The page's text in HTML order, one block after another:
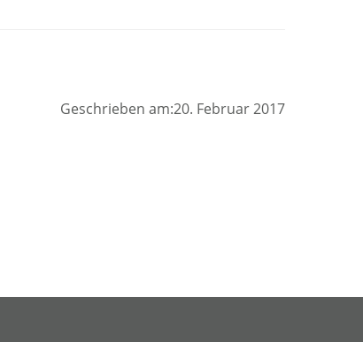
Geschrieben am:20. Februar 2017